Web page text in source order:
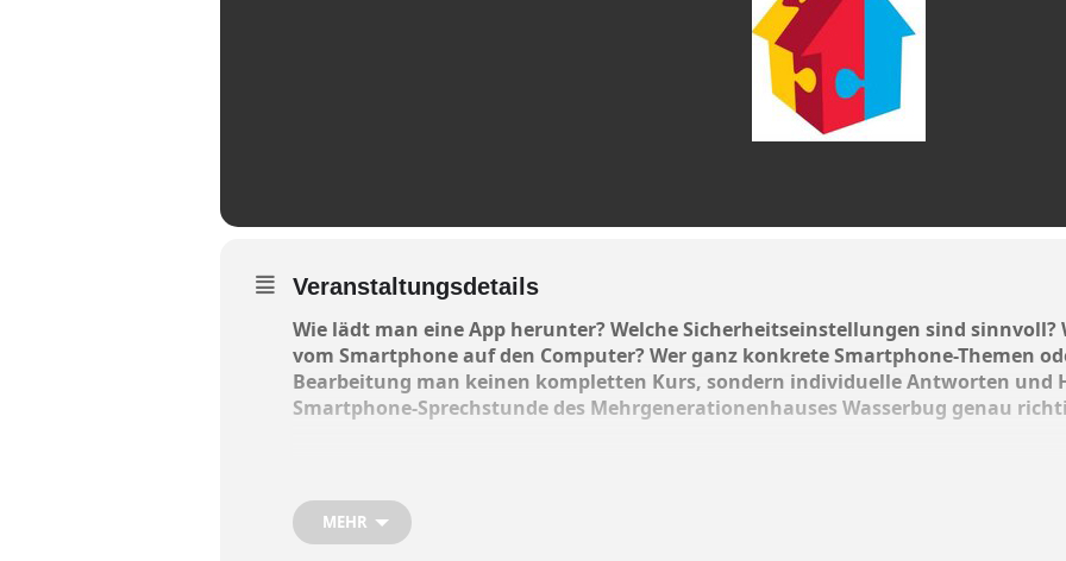
Veranstaltungsdetails
Wie lädt man eine App herunter? Welche Sicherheitseinstellungen sind sinnvoll?
vom Smartphone auf den Computer? Wer ganz konkrete Smartphone-Themen
Bearbeitung man keinen kompletten Kurs, sondern individuelle Antworten und
Smartphone-Sprechstunde des Mehrgenerationenhauses Wasserbug genau
Bei Fragen einfach unter Telefon 08071/9035530 melden.
MEHR